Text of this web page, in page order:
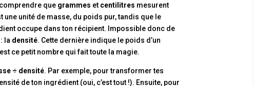
que grammes et centilitres mesurent
unité de masse, du poids pur, tandis que le
occupe dans ton récipient. Impossible donc de
la densité. Cette dernière indique le poids d’un
ce petit nombre qui fait toute la magie.
÷ densité. Par exemple, pour transformer tes
de ton ingrédient (oui, c’est tout !). Ensuite, pour